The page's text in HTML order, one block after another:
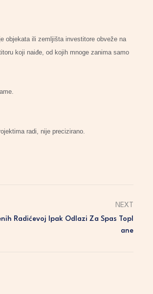
objekata ili zemljišta investitore obveže na
koji naiđe, od kojih mnoge zanima samo
radi, nije precizirano.
NEXT
Radićevoj Ipak Odlazi Za Spas Topl
Ane